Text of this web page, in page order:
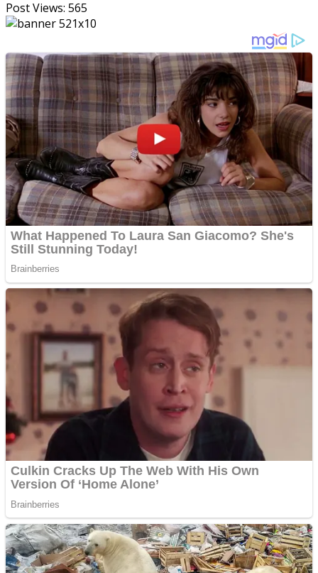
Post Views: 565